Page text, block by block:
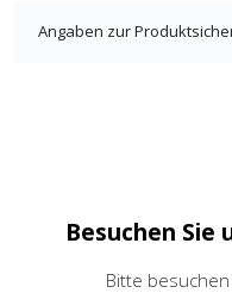
Angaben zur
Besuchen Sie
Bitte